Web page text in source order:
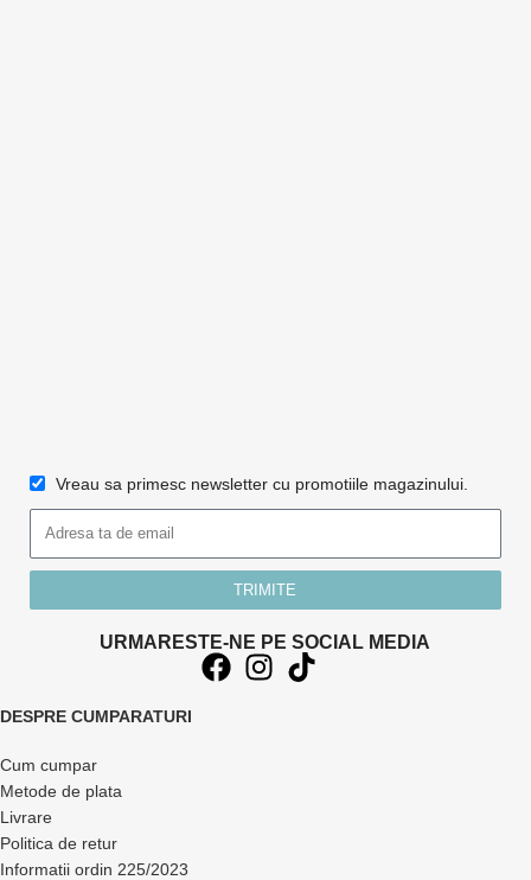
Vreau sa primesc newsletter cu promotiile magazinului.
TRIMITE
URMARESTE-NE PE SOCIAL MEDIA
DESPRE CUMPARATURI
Cum cumpar
Metode de plata
Livrare
Politica de retur
Informatii ordin 225/2023